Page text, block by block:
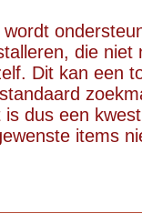
die niet
Dit kan een
dus een
items